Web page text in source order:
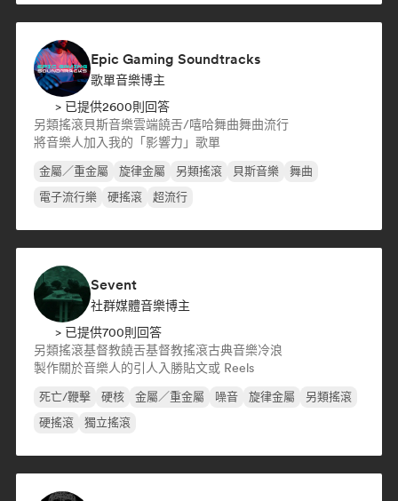
Epic Gaming Soundtracks
歌單音樂博主
> 已提供2600則回答
另類搖滾貝斯音樂雲端饒舌/嘻哈舞曲舞曲流行
將音樂人加入我的「影響力」歌單
金屬／重金屬 旋律金屬 另類搖滾 貝斯音樂
舞曲
電子流行樂
硬搖滾 超流行
Sevent
社群媒體音樂博主
> 已提供700則回答
另類搖滾基督教饒舌基督教搖滾古典音樂冷浪
製作關於音樂人的引人入勝貼文或 Reels
死亡/鞭擊 硬核 金屬／重金屬 噪音 旋律金屬
另類搖滾
硬搖滾
獨立搖滾